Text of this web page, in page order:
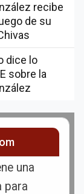
recibe
de su
dice lo
sobre la
una
para